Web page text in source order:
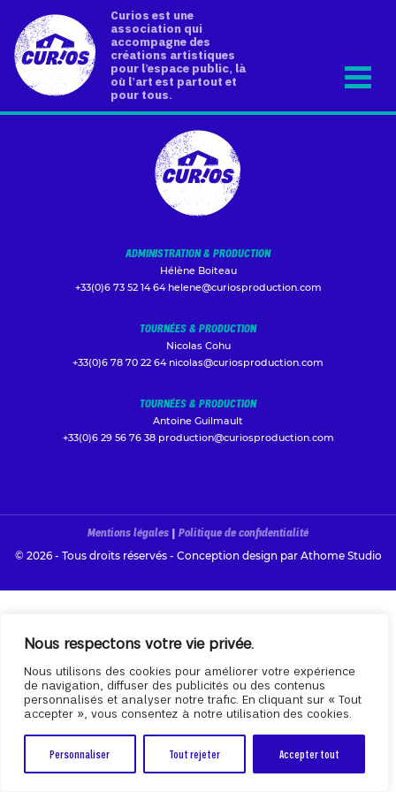
Nous respectons votre vie privée.
Nous utilisons des cookies pour améliorer votre expérience
de navigation, diffuser des publicités ou des contenus
personnalisés et analyser notre trafic. En cliquant sur « Tout
accepter », vous consentez à notre utilisation des cookies.
Personnaliser Tout rejeter Accepter tout
Curios est une
association qui
accompagne des
créations artistiques
pour l’espace public, là
où l’art est partout et
pour tous.
ADMINISTRATION & PRODUCTION
Hélène Boiteau
+33(0)6 73 52 14 64 helene@curiosproduction.com
TOURNÉES & PRODUCTION
Nicolas Cohu
+33(0)6 78 70 22 64 nicolas@curiosproduction.com
TOURNÉES & PRODUCTION
Antoine Guilmault
+33(0)6 29 56 76 38 production@curiosproduction.com
Mentions légales | Politique de confidentialité
© 2026 - Tous droits réservés - Conception design par Athome Studio